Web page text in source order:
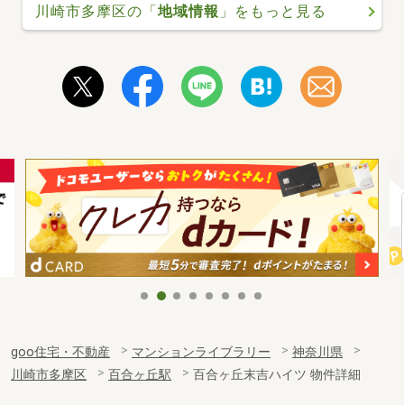
川崎市多摩区の「地域情報 」をもっと見る
goo住宅・不動産 マンションライブラリー
神奈川県
川崎市多摩区
百合ヶ丘駅 百合ヶ丘末吉ハイツ 物件詳細